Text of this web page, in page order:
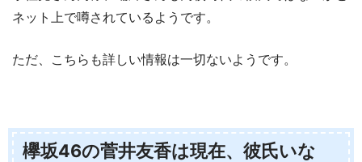
ネット上で噂されているようです。
ただ、こちらも詳しい情報は一切ないようです。
欅坂46の菅井友香は現在、彼氏いな